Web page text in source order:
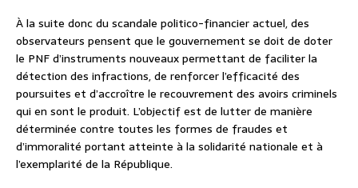
À la suite donc du scandale politico-financier actuel, des
observateurs pensent que le gouvernement se doit de doter
le PNF d’instruments nouveaux permettant de faciliter la
détection des infractions, de renforcer l’efficacité des
poursuites et d’accroître le recouvrement des avoirs criminels
qui en sont le produit. L’objectif est de lutter de manière
déterminée contre toutes les formes de fraudes et
d’immoralité portant atteinte à la solidarité nationale et à
l’exemplarité de la République.